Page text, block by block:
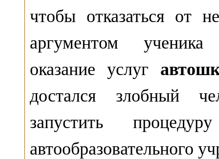
чтобы отказаться от
аргументом ученика
оказание услуг
достался злобный
запустить
автообразовательного